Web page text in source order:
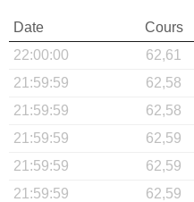
Date Cours
22:00:00
62,61
21:59:59
62,58
21:59:59
62,58
21:59:59
62,59
21:59:59
62,59
21:59:59
62,59